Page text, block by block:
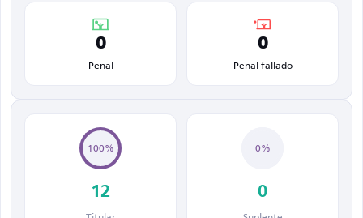
0
Penal
0
Penal fallado
100%
12
0%
0